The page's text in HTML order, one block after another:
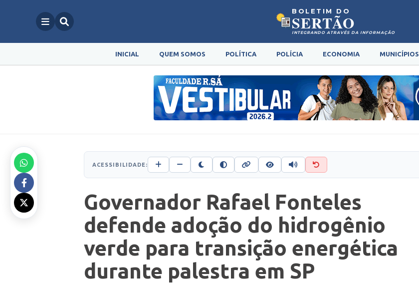
BOLETIM DO
SERTÃO
INTEGRANDO ATRAVÉS DA INFORMAÇÃO
INICIAL QUEM SOMOS POLÍTICA POLÍCIA ECONOMIA MUNICÍPIOS
ACESSIBILIDADE:
Governador Rafael Fonteles
defende adoção do hidrogênio
verde para transição energética
durante palestra em SP